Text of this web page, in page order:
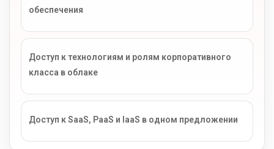
обеспечения
Доступ к технологиям и ролям корпоративного
класса в облаке
Доступ к SaaS, PaaS и IaaS в одном предложении